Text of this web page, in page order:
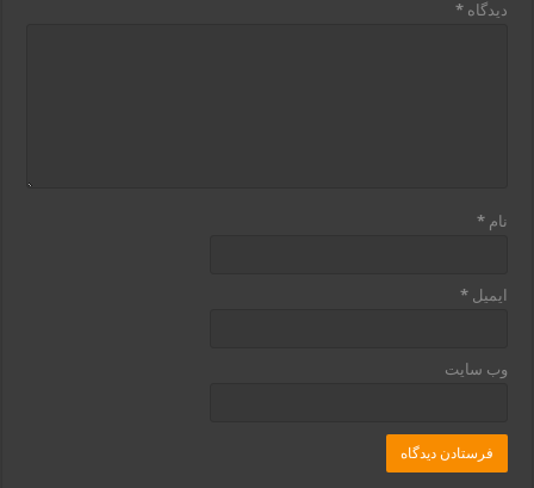
دیدگاه*
نام*
ایمیل*
وب‌ سایت